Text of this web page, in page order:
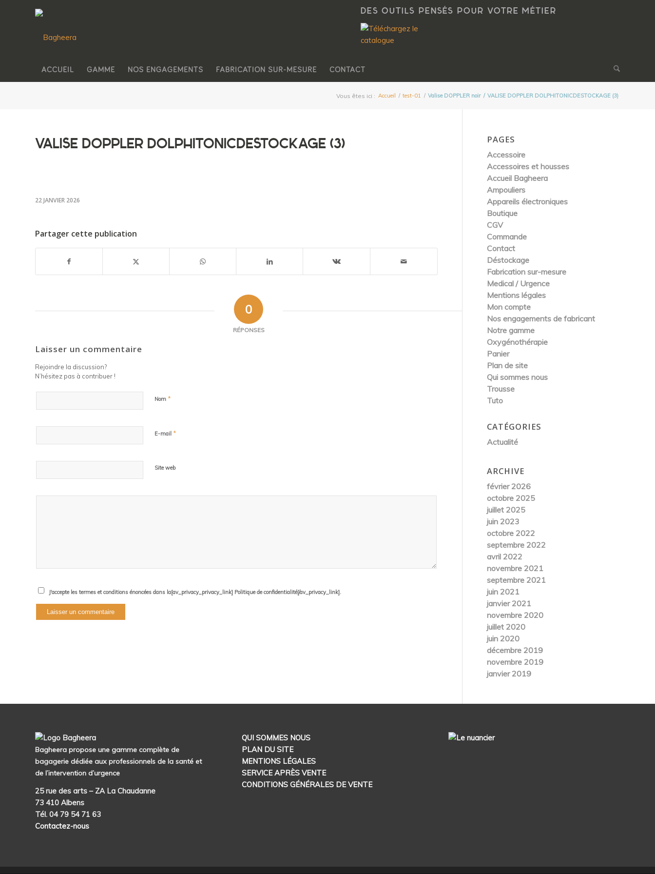
DES OUTILS PENSÉS POUR VOTRE MÉTIER
ACCUEIL GAMME NOS ENGAGEMENTS FABRICATION SUR-MESURE CONTACT
Vous êtes ici : Accueil / test-01 / Valise DOPPLER noir / VALISE DOPPLER DOLPHITONICDESTOCKAGE (3)
VALISE DOPPLER DOLPHITONICDESTOCKAGE (3)
22 JANVIER 2026
Partager cette publication
0
RÉPONSES
Laisser un commentaire
Rejoindre la discussion?
N’hésitez pas à contribuer !
Nom *
E-mail *
Site web
J'accepte les termes et conditions énoncées dans la[av_privacy_privacy_link] Politique de confidentialité[/av_privacy_link].
PAGES
Accessoire
Accessoires et housses
Accueil Bagheera
Ampouliers
Appareils électroniques
Boutique
CGV
Commande
Contact
Déstockage
Fabrication sur-mesure
Medical / Urgence
Mentions légales
Mon compte
Nos engagements de fabricant
Notre gamme
Oxygénothérapie
Panier
Plan de site
Qui sommes nous
Trousse
Tuto
CATÉGORIES
Actualité
ARCHIVE
février 2026
octobre 2025
juillet 2025
juin 2023
octobre 2022
septembre 2022
avril 2022
novembre 2021
septembre 2021
juin 2021
janvier 2021
novembre 2020
juillet 2020
juin 2020
décembre 2019
novembre 2019
janvier 2019
Bagheera propose une gamme complète de
bagagerie dédiée aux professionnels de la santé et
de l’intervention d’urgence
25 rue des arts – ZA La Chaudanne
73 410 Albens
Tél. 04 79 54 71 63
Contactez-nous
QUI SOMMES NOUS
PLAN DU SITE
MENTIONS LÉGALES
SERVICE APRÈS VENTE
CONDITIONS GÉNÉRALES DE VENTE